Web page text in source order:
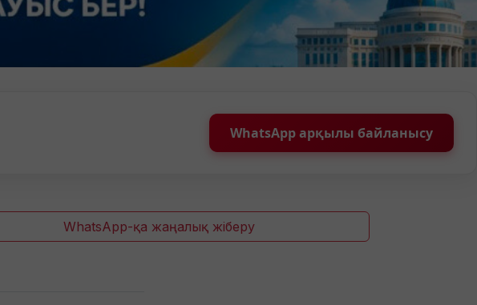
WhatsApp арқылы байланысу
WhatsApp-қа жаңалық жіберу